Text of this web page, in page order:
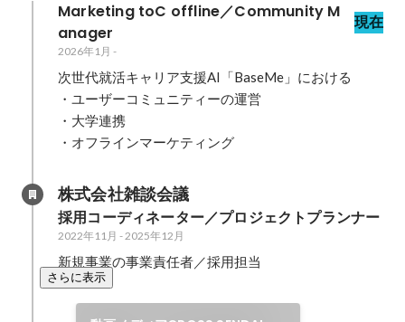
Marketing toC offline／Community M
anager
現在
2026年1月 -
次世代就活キャリア支援AI「BaseMe」における
・ユーザーコミュニティーの運営
・大学連携
・オフラインマーケティング
株式会社雑談会議
採用コーディネーター／プロジェクトプランナー
2022年11月 -2025年12月
新規事業の事業責任者／採用担当
さらに表示